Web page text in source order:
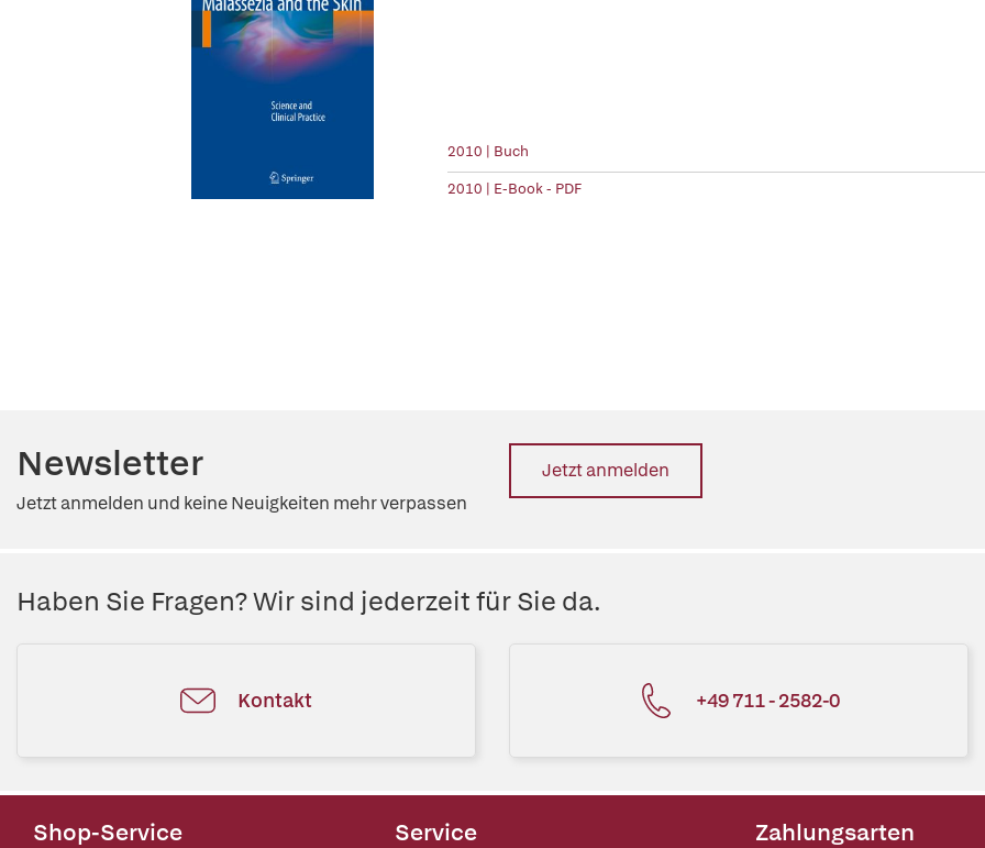
2010 | Buch
2010 | E-Book - PDF
Newsletter
Jetzt anmelden und keine Neuigkeiten mehr verpassen
Jetzt anmelden
Haben Sie Fragen? Wir sind jederzeit für Sie da.
Kontakt +49 711 - 2582-0
Shop-Service Service Zahlungsarten